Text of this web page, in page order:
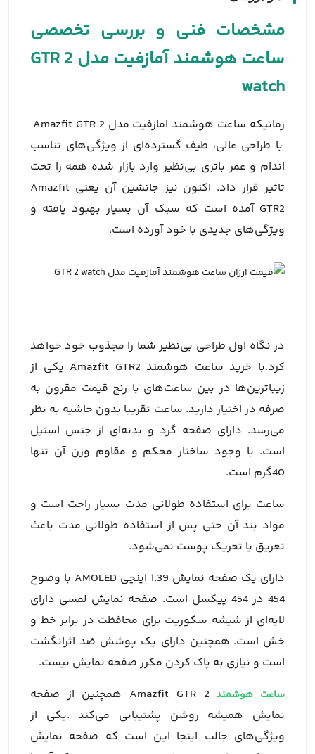
مشخصات فنی و بررسی تخصصی
ساعت هوشمند آمازفیت مدل GTR 2
watch
با طراحی عالی، طیف گسترده‌ای از ویژگی‌های تناسب
اندام و عمر باتری بی‌نظیر وارد بازار شده همه را تحت
تاثیر قرار داد. اکنون نیز جانشین آن یعنی Amazfit
GTR2 آمده است که سبک آن بسیار بهبود یافته و
ویژگی‌های جدیدی با خود آورده است.
در نگاه اول طراحی بی‌نظیر شما را مجذوب خود خواهد
کرد.با خرید ساعت هوشمند Amazfit GTR2 یکی از
زیباترین‌ها در بین ساعت‌های با رنج قیمت مقرون به
صرفه در اختیار دارید. ساعت تقریبا بدون حاشیه به نظر
می‌رسد. دارای صفحه گرد و بدنه‌ای از جنس استیل
است. با وجود ساختار محکم و مقاوم وزن آن تنها
40گرم است.
ساعت برای استفاده طولانی مدت بسیار راحت است و
مواد بند آن حتی پس از استفاده طولانی مدت باعث
تعریق یا تحریک پوست نمی‌شود.
دارای یک صفحه نمایش 1.39 اینچی AMOLED با وضوح
454 در 454 پیکسل است. صفحه نمایش لمسی دارای
لایه‌ای از شیشه سکوریت برای محافظت در برابر خط و
خش است. همچنین دارای یک پوشش ضد اثرانگشت
است و نیازی به پاک کردن مکرر صفحه نمایش نیست.
ساعت هوشمند
Amazfit GTR 2 همچنین از صفحه
نمایش همیشه روشن پشتیبانی می‌کند .یکی از
ویژگی‌های جالب اینجا این است که صفحه نمایش